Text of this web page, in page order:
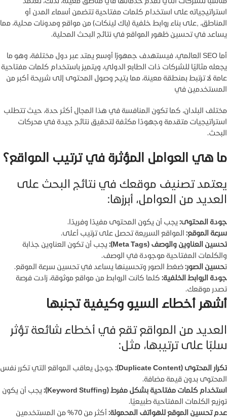
استراتيجياته على استخدام كلمات مفتاحية تتضمن أسماء المدن أو
المناطق، ,على بناء روابط خلفية (باك لينكات) من مواقع ومدونات محلية، مما
يساعد في تحسين ظهور المواقع في نتائج البحث المحلية.
أما SEO العالمي، فيستهدف جمهورًا أوسع يمتد عبر دول مختلفة، وهو ما
يجعله مثاليًا للشركات ذات الطابع الدولي، ويتميز باستخدام كلمات مفتاحية
عامة لا ترتبط بمنطقة معينة، مما يتيح وصول المحتوى إلى شريحة أكبر من
المستخدمين في
مختلف البلدان، كما تكون المنافسة في هذا المجال أكثر حدة، حيث تتطلب
استراتيجيات متقدمة وجهودًا مكثفة لتحقيق نتائج جيدة في محركات
البحث.
ما هي العوامل المؤثرة في ترتيب المواقع؟
يعتمد تصنيف موقعك في نتائج البحث على
العديد من العوامل، أبرزها:
جودة المحتوى: يجب أن يكون المحتوى مفيدًا وفريدًا.
سرعة الموقع: المواقع السريعة تحصل على ترتيب أعلى.
تحسين العناوين والوصف (Meta Tags):
يجب أن تكون العناوين جذابة
والكلمات المفتاحية موجودة في الوصف.
تحسين الصور:ضغط الصور وتحسينها يساعد في تحسين سرعة الموقع.
جودة الروابط الخلفية: كلما كانت الروابط من مواقع موثوقة، زادت فرصة
تصدر موقعك.
أشهر أخطاء السيو وكيفية تجنبها
العديد من المواقع تقع في أخطاء شائعة تؤثر
سلبًا على ترتيبها، مثل:
تكرار المحتوى (Duplicate Content):
جوجل يعاقب المواقع التي تكرر نفس
المحتوى بدون قيمة مضافة.
استخدام كلمات مفتاحية بشكل مفرط (Keyword Stuffing):
يجب أن يكون
توزيع الكلمات المفتاحية طبيعيًا.
عدم تحسين الموقع للهواتف المحمولة:
أكثر من 70% من المستخدمين